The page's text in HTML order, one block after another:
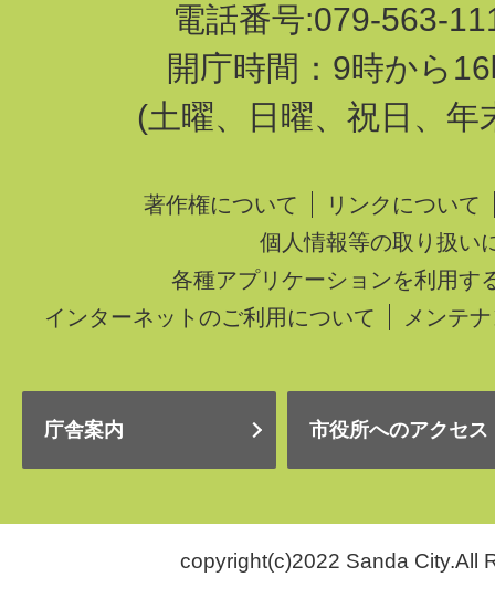
電話番号:079-563-
開庁時間：9時から
(土曜、日曜、祝日、年
著作権について
リンクについて
個人情報等の取り扱い
各種アプリケーションを利用す
インターネットのご利用について
メンテ
庁舎案内 市役所へのアクセス
copyright(c)2022 Sanda City.All